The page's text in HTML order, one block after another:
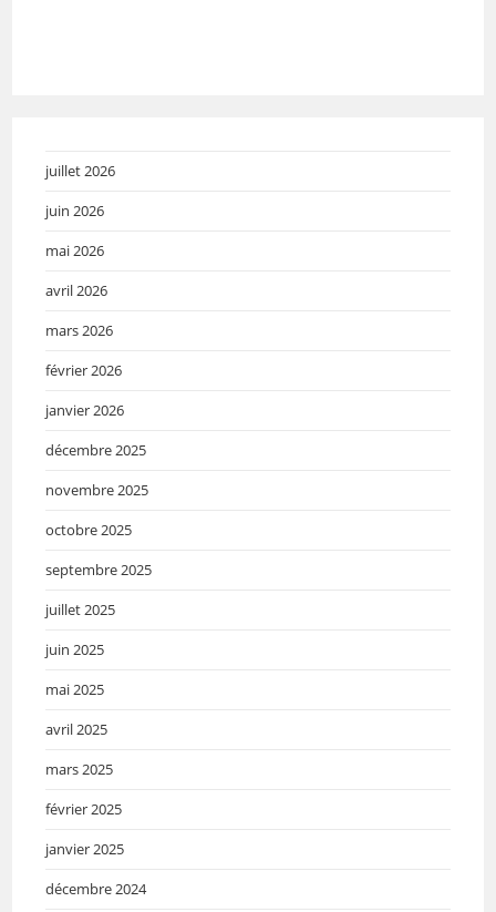
juillet 2026
juin 2026
mai 2026
avril 2026
mars 2026
février 2026
janvier 2026
décembre 2025
novembre 2025
octobre 2025
septembre 2025
juillet 2025
juin 2025
mai 2025
avril 2025
mars 2025
février 2025
janvier 2025
décembre 2024